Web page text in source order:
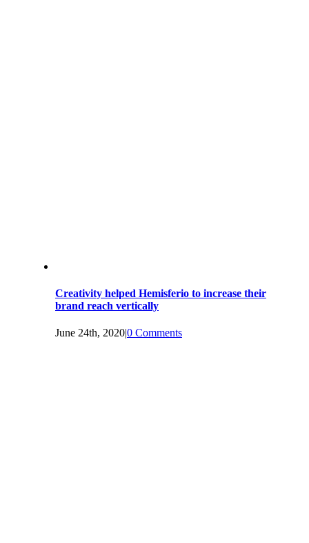
Creativity helped Hemisferio to increase their
brand reach vertically
June 24th, 2020|0 Comments